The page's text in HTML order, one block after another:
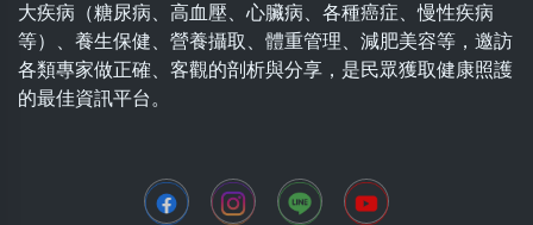
大疾病（糖尿病、高血壓、心臟病、各種癌症、慢性疾病
等）、養生保健、營養攝取、體重管理、減肥美容等，邀訪
各類專家做正確、客觀的剖析與分享，是民眾獲取健康照護
的最佳資訊平台。